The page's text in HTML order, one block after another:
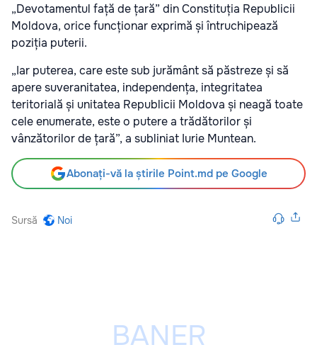
„Devotamentul față de țară” din Constituția Republicii
Moldova, orice funcționar exprimă și întruchipează
poziția puterii.
„Iar puterea, care este sub jurământ să păstreze și să
apere suveranitatea, independența, integritatea
teritorială și unitatea Republicii Moldova și neagă toate
cele enumerate, este o putere a trădătorilor și
vânzătorilor de țară”, a subliniat Iurie Muntean.
Abonați-vă la știrile Point.md pe Google
Sursă Noi